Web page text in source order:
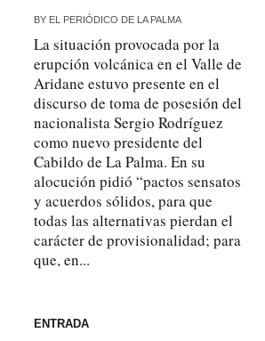
BY EL PERIÓDICO DE LA PALMA
La situación provocada por la
erupción volcánica en el Valle de
Aridane estuvo presente en el
discurso de toma de posesión del
nacionalista Sergio Rodríguez
como nuevo presidente del
Cabildo de La Palma. En su
alocución pidió “pactos sensatos
y acuerdos sólidos, para que
todas las alternativas pierdan el
carácter de provisionalidad; para
que, en...
ENTRADA